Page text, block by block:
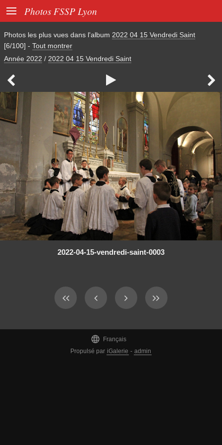
 Photos FSSP Lyon
Photos les plus vues dans l'album 2022 04 15 Vendredi Saint
[6/100] - Tout montrer
Année 2022 / 2022 04 15 Vendredi Saint
  
2022-04-15-vendredi-saint-0003

Français
Propulsé par iGalerie - admin